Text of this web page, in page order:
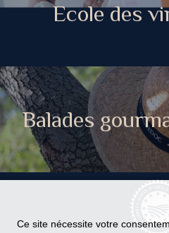
Ecole des
Balades
Ce site nécessite votre